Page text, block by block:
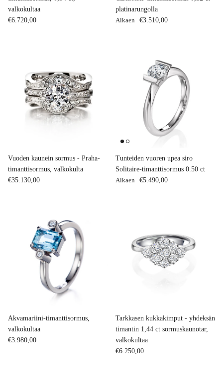
valkokultaa
Normaalihinta
€6.720,00
platinarungolla
Normaalihinta
Alkaen €3.510,00
Vuoden kaunein sormus - Praha-
timanttisormus, valkokulta
Normaalihinta
€35.130,00
Tunteiden vuoren upea siro
Solitaire-timanttisormus 0.50 ct
Normaalihinta
Alkaen €5.490,00
Akvamariini-timanttisormus,
valkokultaa
Normaalihinta
€3.980,00
Tarkkasen kukkakimput - yhdeksän
timantin 1,44 ct sormuskaunotar,
valkokultaa
Normaalihinta
€6.250,00